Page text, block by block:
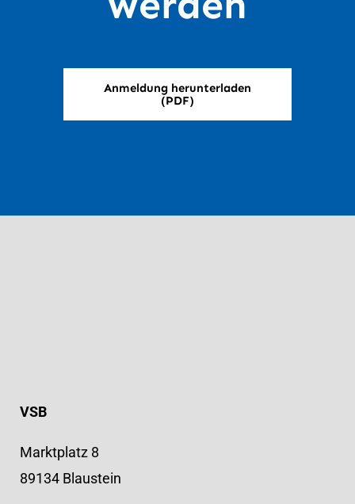
Anmeldung herunterladen
(PDF)
VSB
Marktplatz 8
89134 Blaustein